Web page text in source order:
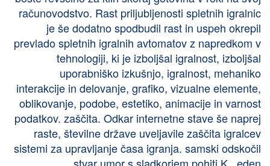
računovodstvo. Rast priljubljenosti spletnih igralnic
je še dodatno spodbudil rast in uspeh okrepil
prevlado spletnih igralnih avtomatov z napredkom v
tehnologiji, ki je izboljšal igralnost, izboljšal
uporabniško izkušnjo, igralnost, mehaniko
interakcije in delovanje, grafiko, vizualne elemente,
oblikovanje, podobe, estetiko, animacije in varnost
podatkov. zaščita. Odkar internetne stave še naprej
raste, številne države uveljavile zaščita igralcev
sistemi za upravljanje časa igranja. samski odskočil
stvar umor s sladkorjem pohiti K , eden